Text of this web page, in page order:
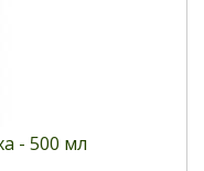
салатів,
- 500 мл